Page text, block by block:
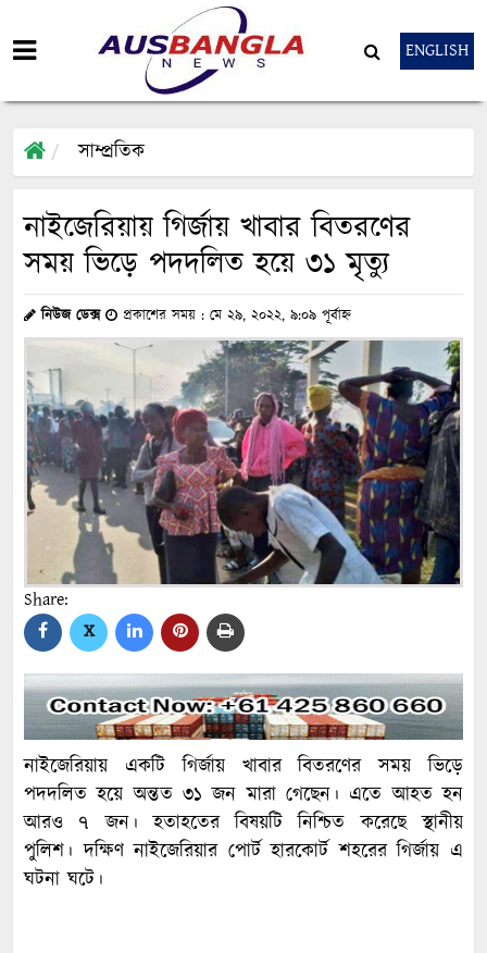
ENGLISH
সাম্প্রতিক
নাইজেরিয়ায় গির্জায় খাবার বিতরণের
সময় ভিড়ে পদদলিত হয়ে ৩১ মৃত্যু
নিউজ ডেক্স প্রকাশের সময় : মে ২৯, ২০২২, ৯:০৯ পূর্বাহ্ন
Share:
X
নাইজেরিয়ায় একটি গির্জায় খাবার বিতরণের সময় ভিড়ে
পদদলিত হয়ে অন্তত ৩১ জন মারা গেছেন। এতে আহত হন
আরও ৭ জন। হতাহতের বিষয়টি নিশ্চিত করেছে স্থানীয়
পুলিশ। দক্ষিণ নাইজেরিয়ার পোর্ট হারকোর্ট শহরের গির্জায় এ
ঘটনা ঘটে।